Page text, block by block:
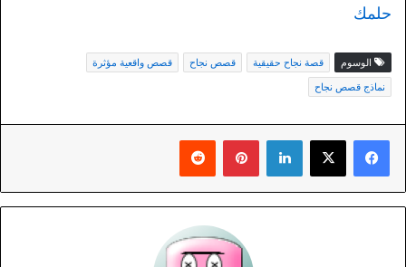
حلمك
الوسوم قصة نجاح حقيقية قصص نجاح
قصص واقعية مؤثرة
نماذج قصص نجاح
لينكدإن بينتيريست